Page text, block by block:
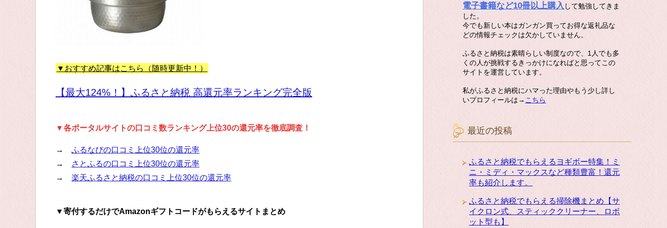
▼おすすめ記事はこちら（随時更新中！）
【最大124%！】ふるさと納税 高還元率ランキング完全版
▼各ポータルサイトの口コミ数ランキング上位30の還元率を徹底調査！
→ ふるなびの口コミ上位30位の還元率
→
さとふるの口コミ上位30位の還元率
→ 楽天ふるさと納税の口コミ上位30位の還元率
▼寄付するだけでAmazonギフトコードがもらえるサイトまとめ
電子書籍など10冊以上購入 して勉強してきま
した。
今でも新しい本はガンガン買ってお得な返礼品な
どの情報チェックは欠かしていません。
ふるさと納税は素晴らしい制度なので、1人でも多
くの人が挑戦するきっかけになればと思ってこの
サイトを運営しています。
私がふるさと納税にハマった理由やもう少し詳し
いプロフィールは→ こちら
最近の投稿
ふるさと納税でもらえるヨギボー特集！ミ
ニ・ミディ・マックスなど種類豊富！還元
率も紹介します。
ふるさと納税でもらえる掃除機まとめ【サ
イクロン式、スティッククリーナー、ロボ
ット型も】